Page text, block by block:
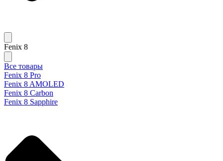
Fenix 8
Все товары
Fenix 8 Pro
Fenix 8 AMOLED
Fenix 8 Carbon
Fenix 8 Sapphire